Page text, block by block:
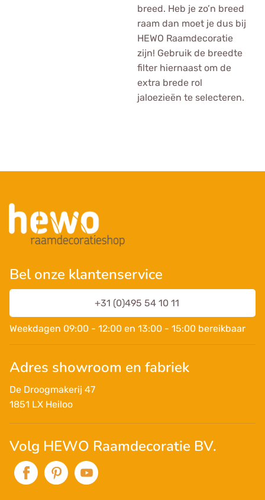
breed. Heb je zo’n breed
raam dan moet je dus bij
HEWO Raamdecoratie
zijn! Gebruik de breedte
filter hiernaast om de
extra brede rol
jaloezieën te selecteren.
Bel onze klantenservice
+31 (0)495 54 10 11
Weekdagen 09:00 - 12:00 en 13:00 - 15:00 bereikbaar
Adres showroom en fabriek
De Droogmakerij 47
1851 LX Heiloo
Volg HEWO Raamdecoratie BV.